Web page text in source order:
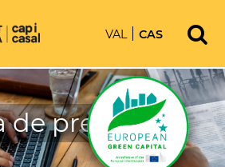
VAL CAS
de prensa